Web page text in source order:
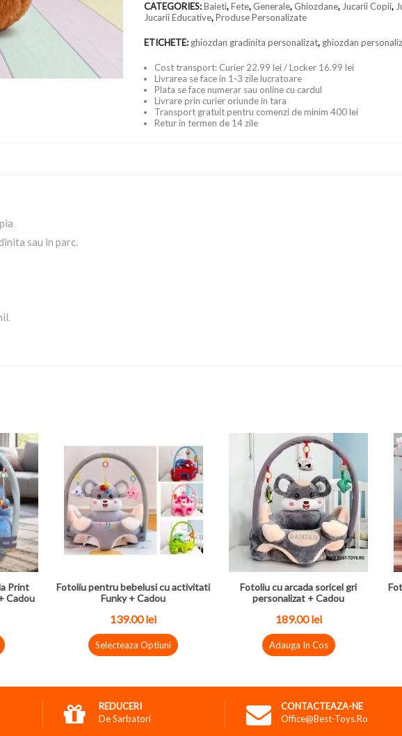
CATEGORIES:Baieti,Fete, Generale, Ghiozdane, Jucarii Copii,
Jucarii Educative,Produse Personalizate
ETICHETE: ghiozdan gradinita personalizat, ghiozdan
Cost transport: Curier 22.99 lei / Locker 16.99 lei
Livrarea se face in 1-3 zile lucratoare
Plata se face numerar sau online cu cardul
Livrare prin curier oriunde in tara
Transport gratuit pentru comenzi de minim 400 lei
Retur in termen de 14 zile
sau in parc.
Print
Cadou
Fotoliu pentru bebelusi cu activitati
Funky + Cadou
139.00 lei
Selecteaza Optiuni
Fotoliu cu arcada soricel gri
personalizat + Cadou
189.00 lei
Adauga In Cos
REDUCERI
De Sarbatori
CONTACTEAZA-NE
Office@best-Toys.ro